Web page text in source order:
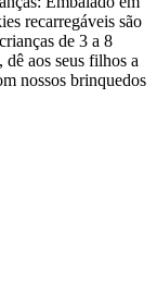
recarregáveis são
de 3 a 8
aos seus filhos a
nossos brinquedos